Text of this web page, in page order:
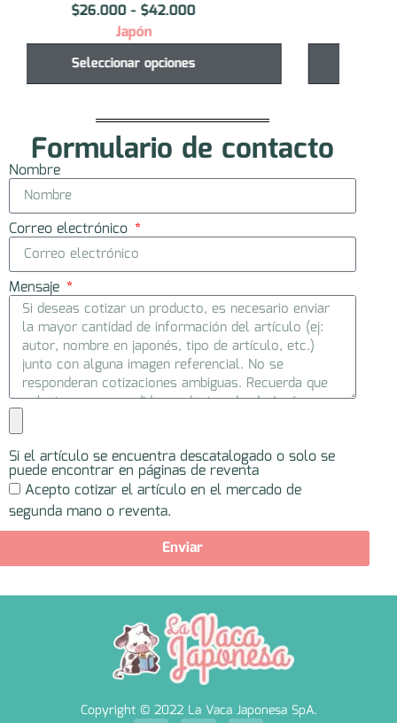
$30.000
Seleccionar opciones
Formulario de contacto
Nombre
Correo electrónico
Mensaje
Si el artículo se encuentra descatalogado o solo se
puede encontrar en páginas de reventa
Acepto cotizar el artículo en el mercado de
segunda mano o reventa.
Enviar
Copyright © 2022 La Vaca Japonesa SpA.